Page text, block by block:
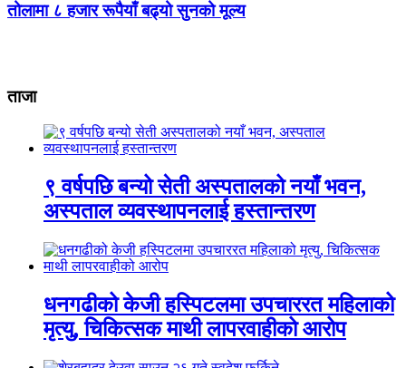
तोलामा ८ हजार रूपैयाँ बढ्यो सुनको मूल्य
ताजा
९ वर्षपछि बन्यो सेती अस्पतालको नयाँ भवन,
अस्पताल व्यवस्थापनलाई हस्तान्तरण
धनगढीको केजी हस्पिटलमा उपचाररत महिलाको
मृत्यु, चिकित्सक माथी लापरवाहीको आरोप